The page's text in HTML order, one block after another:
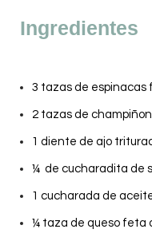
Ingredientes
3 tazas de espinacas
2 tazas de
1 diente de ajo
¼ de cucharadita de
1 cucharada de
¼ taza de queso feta